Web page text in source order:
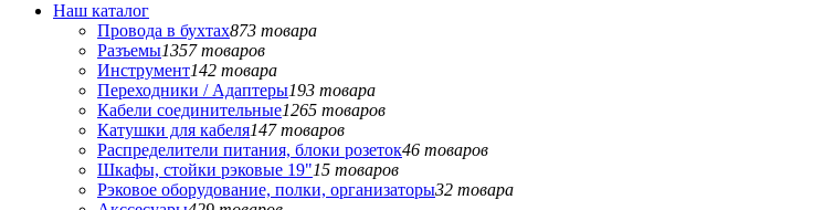
Наш каталог
Провода в бухтах873 товара
Разъемы1357 товаров
Инструмент142 товара
Переходники / Адаптеры193 товара
Кабели соединительные1265 товаров
Катушки для кабеля147 товаров
Распределители питания, блоки розеток46 товаров
Шкафы, стойки рэковые 19"15 товаров
Рэковое оборудование, полки, организаторы32 товара